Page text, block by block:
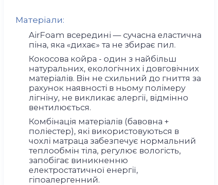
Матеріали:
AirFoam всередині — сучасна еластична
піна, яка «дихає» та не збирає пил.
Кокосова койра - один з найбільш
натуральних, екологічних і довговічних
матеріалів. Він не схильний до гниття за
рахунок наявності в ньому полімеру
лігніну, не викликає алергії, відмінно
вентилюється.
Комбінація матеріалів (бавовна +
поліестер), які використовуються в
чохлі матраца забезпечує нормальний
теплообмін тіла, регулює вологість,
запобігає виникненню
електростатичної енергії,
гіпоалергенний.